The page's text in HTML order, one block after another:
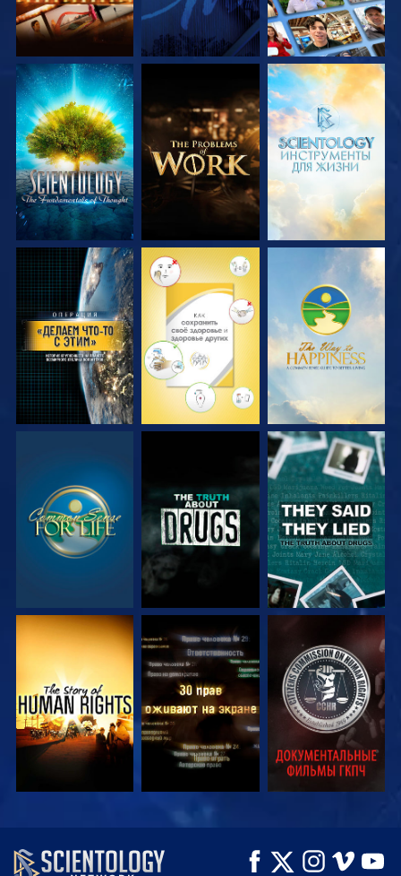
СМОТРЕТЬ
ПЕРЕДАЧИ
СМОТРЕТЬ
ПЕРЕДАЧИ
СМОТРЕТЬ
ПЕРЕДАЧИ
СМОТРЕТЬ СМОТРЕТЬ СМОТРЕТЬ
СМОТРЕТЬ СМОТРЕТЬ СМОТРЕТЬ
СМОТРЕТЬ СМОТРЕТЬ СМОТРЕТЬ
СМОТРЕТЬ СМОТРЕТЬ
СМОТРЕТЬ